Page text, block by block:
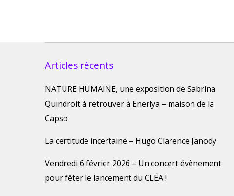
Articles récents
NATURE HUMAINE, une exposition de Sabrina
Quindroit à retrouver à Enerlya – maison de la
Capso
La certitude incertaine – Hugo Clarence Janody
Vendredi 6 février 2026 – Un concert évènement
pour fêter le lancement du CLÉA !